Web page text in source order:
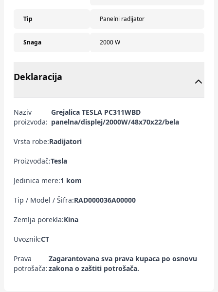
Tip Panelni radijator
Snaga 2000 W
Deklaracija
Naziv
proizvoda:
Grejalica TESLA PC311WBD
panelna/displej/2000W/48x70x22/bela
Vrsta robe:Radijatori
Proizvođač:Tesla
Jedinica mere:1 kom
Tip / Model / Šifra:RAD000036A00000
Zemlja porekla:Kina
Uvoznik:CT
Prava
potrošača:
Zagarantovana sva prava kupaca po osnovu
zakona o zaštiti potrošača.